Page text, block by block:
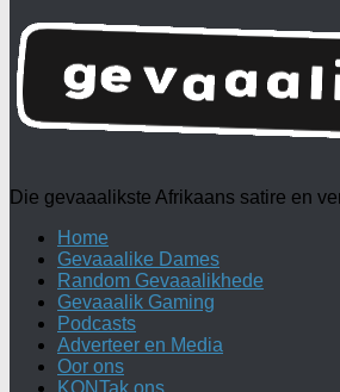
Die gevaaalikste Afrikaans satire en
Home
Gevaaalike Dames
Random Gevaaalikhede
Gevaaalik Gaming
Podcasts
Adverteer en Media
Oor ons
KONTak ons